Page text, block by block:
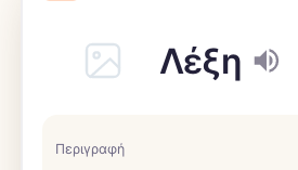
Λέξη
Περιγραφή